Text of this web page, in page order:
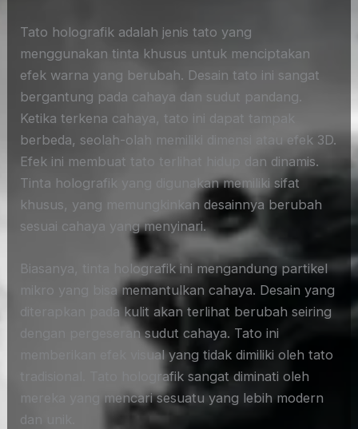
Tato holografik adalah jenis tato yang
menggunakan tinta khusus untuk menciptakan
efek warna yang berubah. Desain tato ini sangat
bergantung pada cahaya dan sudut pandang.
Ketika terkena cahaya, tato ini dapat tampak
berbeda, seolah-olah memiliki dimensi atau efek 3D.
Efek ini membuat tato terlihat hidup dan dinamis.
Tinta holografik yang digunakan memiliki sifat
khusus, yang memungkinkan desainnya berubah
sesuai cahaya yang menyinari.
Biasanya, tinta holografik ini mengandung partikel
mikro yang bisa memantulkan cahaya. Desain yang
diterapkan pada kulit akan terlihat berubah seiring
dengan pergeseran sudut cahaya. Tato ini
memberikan efek visual yang tidak dimiliki oleh tato
tradisional. Tato holografik sangat diminati oleh
mereka yang mencari sesuatu yang lebih modern
dan unik.